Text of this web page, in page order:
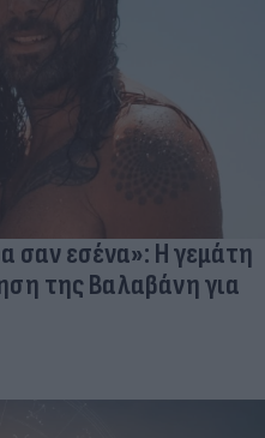
σαν εσένα»: Η γεμάτη
της Βαλαβάνη για